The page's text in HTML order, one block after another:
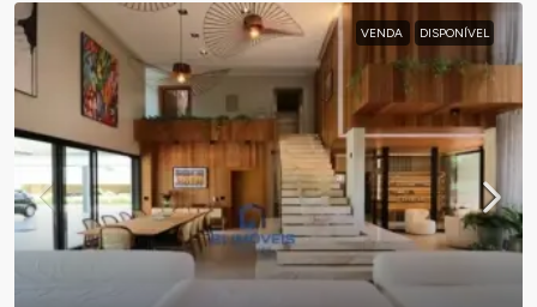
VENDA DISPONÍVEL